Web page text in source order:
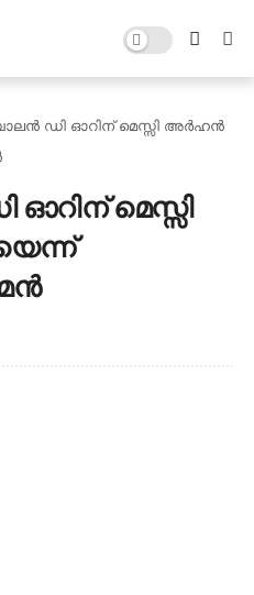
ഡി ഓറിന് മെസ്സി അർഹൻ
മെസ്സി